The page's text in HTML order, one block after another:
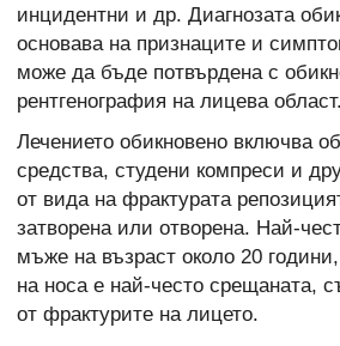
инцидентни и др. Диагнозата
основава на признаците и
може да бъде потвърдена с
рентгенография на лицева област.
Лечението обикновено включва
средства, студени компреси и
от вида на фрактурата
затворена или отворена. Най-
мъже на възраст около 20
на носа е най-често срещаната,
от фрактурите на лицето.